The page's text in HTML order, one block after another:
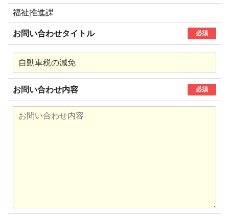
福祉推進課
お問い合わせタイトル 必須
お問い合わせ内容 必須